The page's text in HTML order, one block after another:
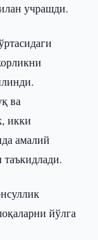
учрашди.
ва
икки
амалий
йўлга